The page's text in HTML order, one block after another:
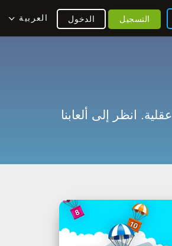
العربية الدخول التسجيل
انظر إلى ألعابنا